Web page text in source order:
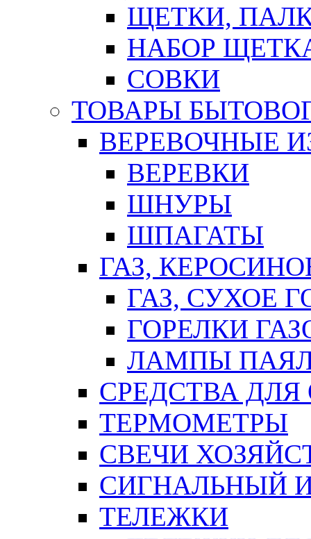
ЩЕТКИ,
НАБОР
СОВКИ
ТОВАРЫ
ВЕРЕВОЧНЫЕ
ВЕРЕВКИ
ШНУРЫ
ШПАГАТЫ
ГАЗ,
ГАЗ, СУХОЕ
ГОРЕЛКИ
ЛАМПЫ
СРЕДСТВА
ТЕРМОМЕТРЫ
СВЕЧИ
СИГНАЛЬНЫЙ
ТЕЛЕЖКИ